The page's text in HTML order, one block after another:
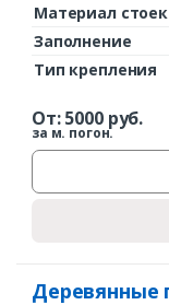
Материал стоек
Заполнение
Тип крепления
От:5000руб.
за м. погон.
Деревянные